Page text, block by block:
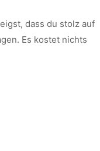
dass du stolz auf
Es kostet nichts